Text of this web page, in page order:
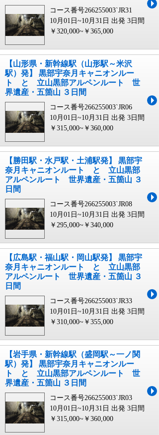
コース番号266255003`JR31
10月01日~10月31日 出発 3日間
￥320,000~￥365,000
【山形県・新幹線駅（山形駅～米沢
駅）発】 黒部宇奈月キャニオンルー
ト と 立山黒部アルペンルート 世
界遺産・五箇山 ３日間
コース番号266255003`JR06
10月01日~10月31日 出発 3日間
￥315,000~￥360,000
【勝田駅・水戸駅・土浦駅発】 黒部宇
奈月キャニオンルート と 立山黒部
アルペンルート 世界遺産・五箇山 ３
日間
コース番号266255003`JR08
10月01日~10月31日 出発 3日間
￥295,000~￥340,000
【広島駅・福山駅・岡山駅発】 黒部宇
奈月キャニオンルート と 立山黒部
アルペンルート 世界遺産・五箇山 ３
日間
コース番号266255003`JR33
10月01日~10月31日 出発 3日間
￥310,000~￥355,000
【岩手県・新幹線駅（盛岡駅～一ノ関
駅）発】 黒部宇奈月キャニオンルー
ト と 立山黒部アルペンルート 世
界遺産・五箇山 ３日間
コース番号266255003`JR03
10月01日~10月31日 出発 3日間
￥315,000~￥360,000